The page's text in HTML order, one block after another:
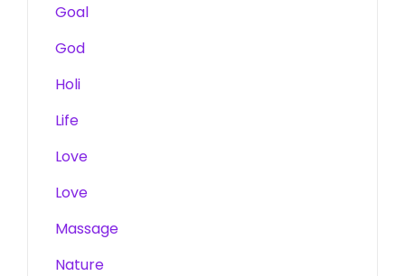
Goal
God
Holi
Life
Love
Love
Massage
Nature